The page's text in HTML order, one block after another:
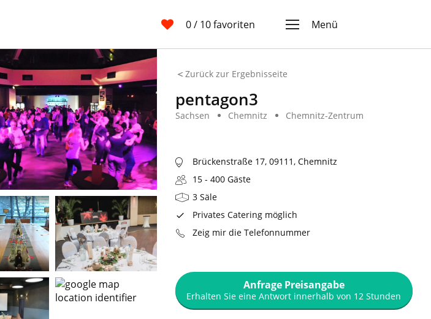
0/ 10 favoriten Menü
Zurück zur Ergebnisseite
pentagon3
Sachsen Chemnitz Chemnitz-Zentrum
Brückenstraße 17, 09111, Chemnitz
15 - 400 Gäste
3 Säle
Privates Catering möglich
Zeig mir die Telefonnummer
Anfrage Preisangabe
Erhalten Sie eine Antwort innerhalb von 12 Stunden